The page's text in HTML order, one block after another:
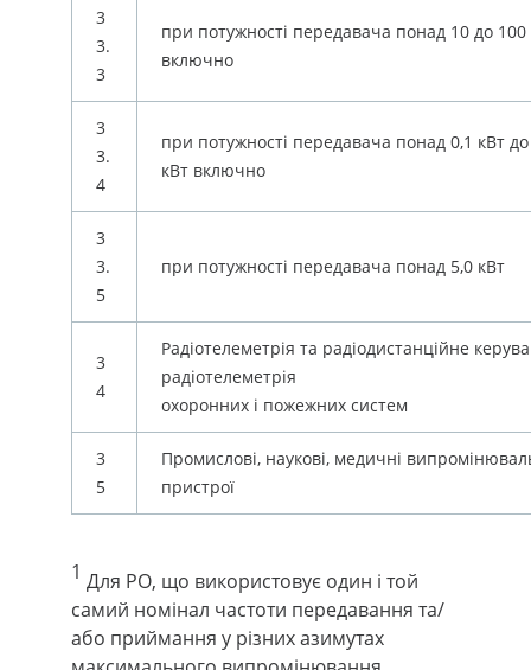
3
3.
3
при потужності передавача понад 10 до 100
включно
3
3.
4
при потужності передавача понад 0,1 кВт
кВт включно
3
3.
5
при потужності передавача понад 5,0 кВт
3
4
Радіотелеметрія та радіодистанційне
радіотелеметрія
охоронних і пожежних систем
3
5
Промислові, наукові, медичні
пристрої
1 Для РО, що використовує один і той
самий номінал частоти передавання та/
або приймання у різних азимутах